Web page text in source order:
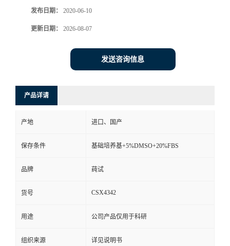
发布日期： 2020-06-10
更新日期： 2026-08-07
发送咨询信息
产品详请
产地 进口、国产
保存条件 基础培养基+5%DMSO+20%FBS
品牌 莼试
货号 CSX4342
用途 公司产品仅用于科研
组织来源 详见说明书